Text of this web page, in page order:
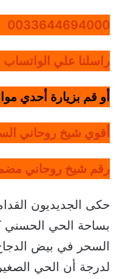
0033644694000
راسلنا علي الواتساب
أو قم بزيارة أحدي
أقوي شيخ روحاني
رقم شيخ روحاني
حكى الجديديون
بساحة الحي الحسني
السحر في بيض
لدرجة أن الحي